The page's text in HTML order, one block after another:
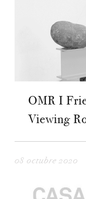
OMR I
Viewing
08 octubre 2020